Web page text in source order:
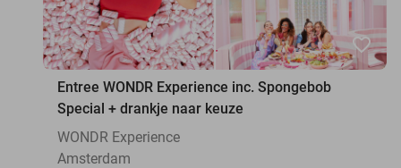
favorite_border
Entree WONDR Experience inc. Spongebob
Special + drankje naar keuze
WONDR Experience
Amsterdam